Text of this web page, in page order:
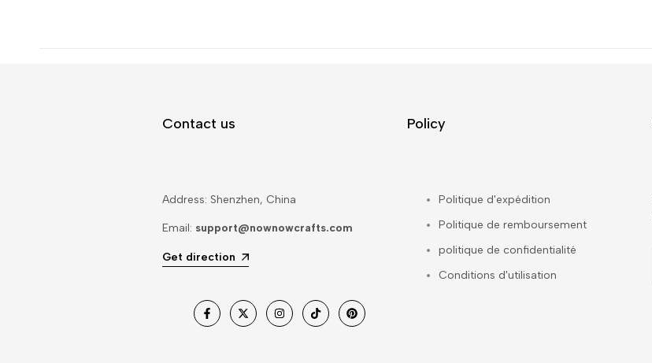
Contact us
Address: Shenzhen, China
Email: support@nownowcrafts.com
Get direction
FacebookTwitterInstagram
TIC
Pinterest
Policy
Politique d'expédition
Politique de remboursement
politique de confidentialité
Conditions d'utilisation